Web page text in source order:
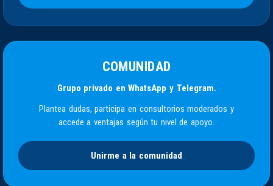
COMUNIDAD
Grupo privado en WhatsApp y Telegram.
Plantea dudas, participa en consultorios moderados y
accede a ventajas según tu nivel de apoyo.
Unirme a la comunidad